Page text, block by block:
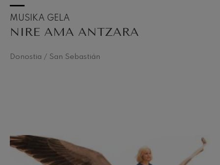
MUSIKA GELA
NIRE AMA ANTZARA
Donostia / San Sebastián